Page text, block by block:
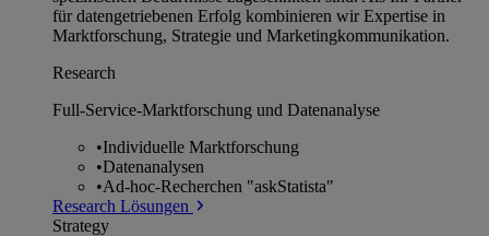
für datengetriebenen Erfolg kombinieren wir Expertise in
Marktforschung, Strategie und Marketingkommunikation.
Research
Full-Service-Marktforschung und Datenanalyse
•Individuelle Marktforschung
•Datenanalysen
•Ad-hoc-Recherchen "askStatista"
Research Lösungen
Strategy